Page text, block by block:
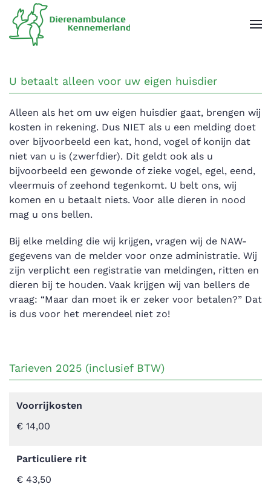
Overslaan en naar de inhoud gaan
U betaalt alleen voor uw eigen huisdier
Alleen als het om uw eigen huisdier gaat, brengen wij
kosten in rekening. Dus NIET als u een melding doet
over bijvoorbeeld een kat, hond, vogel of konijn dat
niet van u is (zwerfdier). Dit geldt ook als u
bijvoorbeeld een gewonde of zieke vogel, egel, eend,
vleermuis of zeehond tegenkomt. U belt ons, wij
komen en u betaalt niets. Voor alle dieren in nood
mag u ons bellen.
Bij elke melding die wij krijgen, vragen wij de NAW-
gegevens van de melder voor onze administratie. Wij
zijn verplicht een registratie van meldingen, ritten en
dieren bij te houden. Vaak krijgen wij van bellers de
vraag: “Maar dan moet ik er zeker voor betalen?” Dat
is dus voor het merendeel niet zo!
Tarieven 2025 (inclusief BTW)
Voorrijkosten
€ 14,00
Particuliere rit
€ 43,50